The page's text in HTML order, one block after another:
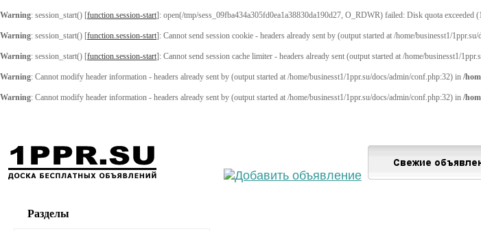
Warning: session_start() [function.session-start]: open(/tmp/sess_09fba434a305fd0ea1a38830da190d27, O_RDWR) failed: Disk quota exceeded
Warning: session_start() [function.session-start]: Cannot send session cookie - headers already sent by (output started at /home/businesst1/
Warning: session_start() [function.session-start]: Cannot send session cache limiter - headers already sent (output started at /home/businesst1/
Warning: Cannot modify header information - headers already sent by (output started at /home/businesst1/1ppr.su/docs/admin/conf.php:32) in /
Warning: Cannot modify header information - headers already sent by (output started at /home/businesst1/1ppr.su/docs/admin/conf.php:32) in /
Разделы